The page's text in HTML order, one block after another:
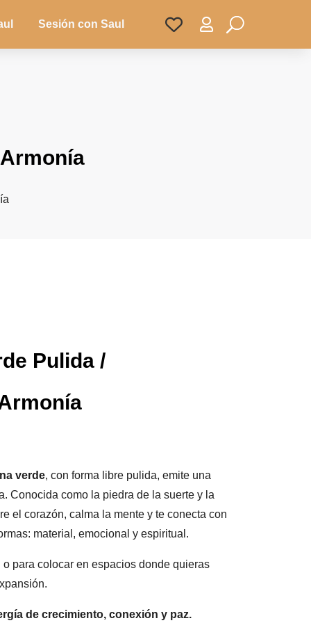
Sesión con Saul 
Pulida /
verde, con forma libre pulida, emite una
Conocida como la piedra de la suerte y la
el corazón, calma la mente y te conecta con
material, emocional y espiritual.
o para colocar en espacios donde quieras
de crecimiento, conexión y paz.